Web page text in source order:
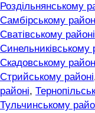
Роздільнянському
Самбірському
Сватівському районі
Синельниківському
Скадовському
Стрийському районі
районі,
Тульчинському